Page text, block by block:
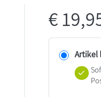
€
Artikel